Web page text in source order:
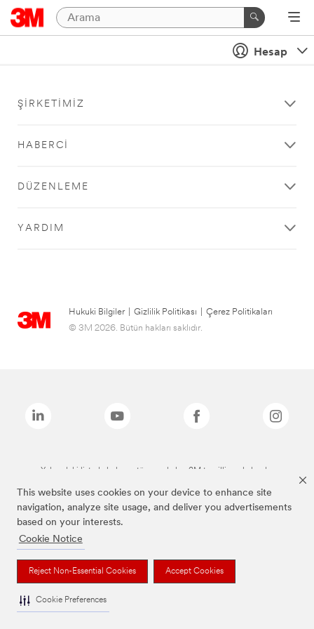
This website uses cookies on your device to enhance site
navigation, analyze site usage, and deliver you advertisements
based on your interests.
Cookie Notice
Reject Non-Essential Cookies Accept Cookies
Cookie Preferences
Hesap
ŞIRKETIMIZ
HABERCI
DÜZENLEME
YARDIM
Hukuki Bilgiler Gizlilik Politikası
Çerez Politikaları
© 3M 2026. Bütün hakları saklıdır.
Yukarıdaki listede bulunan tüm markalar, 3M tescilli markalarıdır.